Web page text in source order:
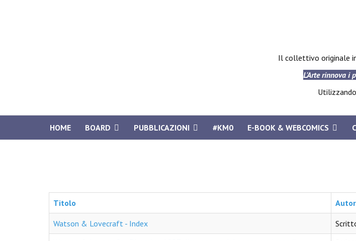
Il collettivo originale
L'Arte rinnova i
HOME BOARD PUBBLICAZIONI #KM0 E-BOOK & WEBCOMICS
Titolo
Watson & Lovecraft - Index